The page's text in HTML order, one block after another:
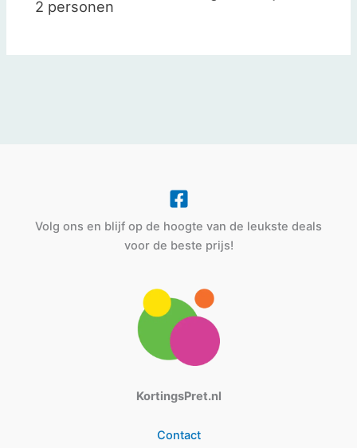
2 personen
Volg ons en blijf op de hoogte van de leukste deals
voor de beste prijs!
KortingsPret.nl
Contact